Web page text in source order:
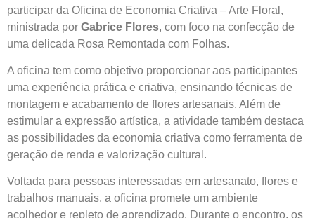
participar da Oficina de Economia Criativa – Arte Floral,
ministrada por Gabrice Flores, com foco na confecção de
uma delicada Rosa Remontada com Folhas.
A oficina tem como objetivo proporcionar aos participantes
uma experiência prática e criativa, ensinando técnicas de
montagem e acabamento de flores artesanais. Além de
estimular a expressão artística, a atividade também destaca
as possibilidades da economia criativa como ferramenta de
geração de renda e valorização cultural.
Voltada para pessoas interessadas em artesanato, flores e
trabalhos manuais, a oficina promete um ambiente
acolhedor e repleto de aprendizado. Durante o encontro, os